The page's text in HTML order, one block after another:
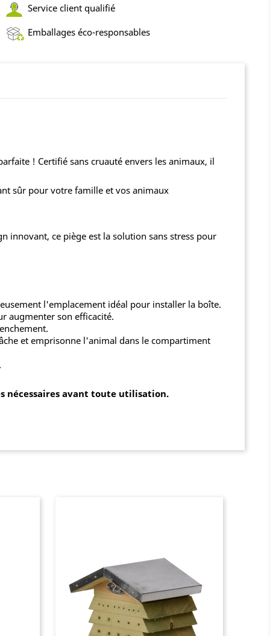
Service client qualifié
Emballages éco-responsables
! Certifié sans cruauté envers les animaux, il
sûr pour votre famille et vos animaux
innovant, ce piège est la solution sans stress pour
l'emplacement idéal pour installer la boîte.
augmenter son efficacité.
et emprisonne l'animal dans le compartiment
avant toute utilisation.